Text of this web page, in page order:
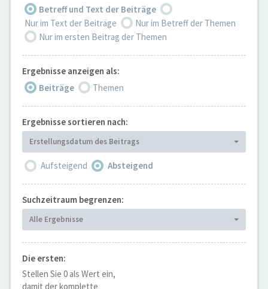
Betreff und Text der Beiträge
Nur im Text der Beiträge
Nur im Betreff der Themen
Nur im ersten Beitrag der Themen
Ergebnisse anzeigen als:
Beiträge
Themen
Ergebnisse sortieren nach:
Erstellungsdatum des Beitrags
Aufsteigend Absteigend
Suchzeitraum begrenzen:
Alle Ergebnisse
Die ersten:
Stellen Sie 0 als Wert ein,
damit der komplette